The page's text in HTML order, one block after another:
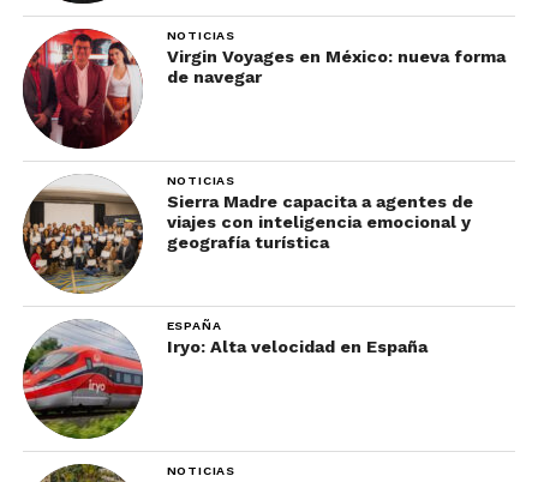
NOTICIAS
Virgin Voyages en México: nueva forma
de navegar
NOTICIAS
Sierra Madre capacita a agentes de
viajes con inteligencia emocional y
geografía turística
ESPAÑA
Iryo: Alta velocidad en España
NOTICIAS